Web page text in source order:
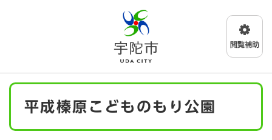
メニューを飛ばして本文へ
本
平成榛原こどものもり公園